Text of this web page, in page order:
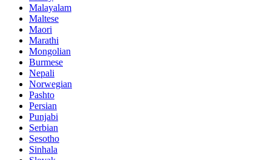
Malayalam
Maltese
Maori
Marathi
Mongolian
Burmese
Nepali
Norwegian
Pashto
Persian
Punjabi
Serbian
Sesotho
Sinhala